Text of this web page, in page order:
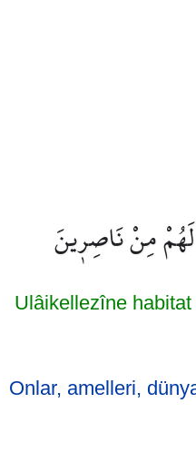
مِنْ نَاصِر۪ينَ
Ulâikellezîne
Onlar, amelleri,